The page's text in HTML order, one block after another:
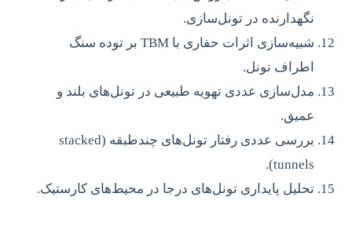
نگهدارنده در تونل‌سازی.
شبیه‌سازی اثرات حفاری با TBM بر توده سنگ
اطراف تونل.
مدل‌سازی عددی تهویه طبیعی در تونل‌های بلند و
عمیق.
بررسی عددی رفتار تونل‌های چندطبقه (stacked
tunnels).
تحلیل پایداری تونل‌های درجا در محیط‌های کارستیک.